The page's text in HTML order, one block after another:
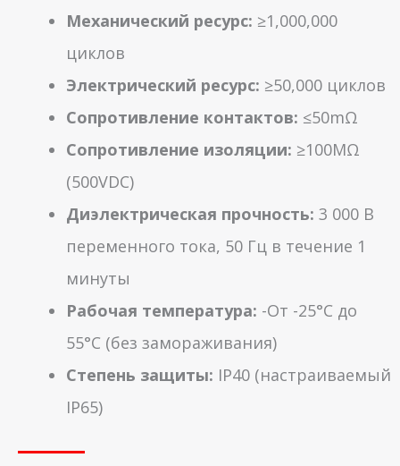
Механический ресурс: ≥1,000,000
циклов
Электрический ресурс: ≥50,000 циклов
Сопротивление контактов: ≤50mΩ
Сопротивление изоляции: ≥100MΩ
(500VDC)
Диэлектрическая прочность: 3 000 В
переменного тока, 50 Гц в течение 1
минуты
Рабочая температура: -От -25°C до
55°C (без замораживания)
Степень защиты: IP40 (настраиваемый
IP65)